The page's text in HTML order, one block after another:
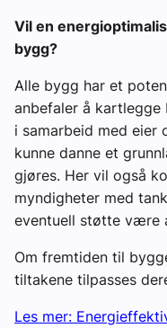
Vil en
bygg?
Alle bygg har et
anbefaler å
i samarbeid med eier
kunne danne et
gjøres. Her vil også
myndigheter med
eventuell støtte være
Om fremtiden til
tiltakene tilpasses
Les mer: